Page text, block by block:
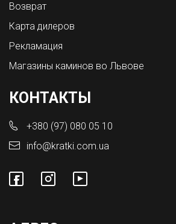
Возврат
Карта дилеров
Рекламация
Магазины каминов во Львове
КОНТАКТЫ
+380 (97) 080 05 10
info@kratki.com.ua